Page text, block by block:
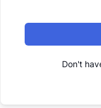
Don't